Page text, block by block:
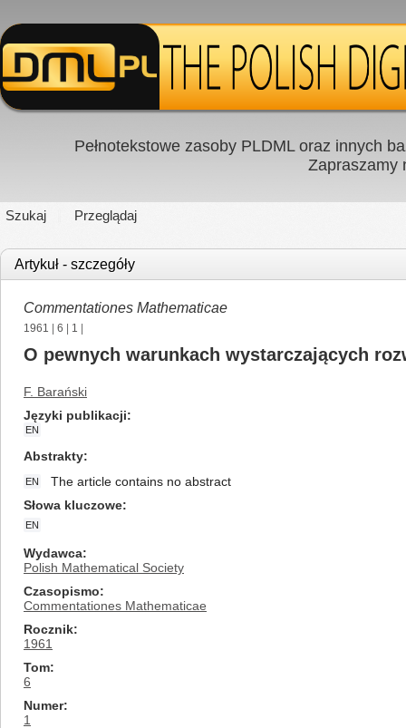
Pełnotekstowe zasoby PLDML oraz innych
Zapraszamy
Szukaj Przeglądaj
Artykuł - szczegóły
Commentationes Mathematicae
1961 6 1
O pewnych warunkach wystarczających
F. Barański
Języki publikacji
EN
Abstrakty
EN
The article contains no abstract
Słowa kluczowe
EN
Wydawca
Polish Mathematical Society
Czasopismo
Commentationes Mathematicae
Rocznik
1961
Tom
6
Numer
1